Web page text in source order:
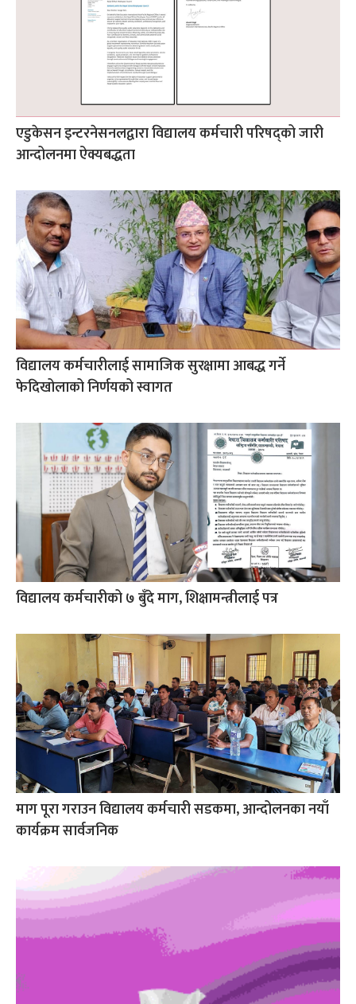
एडुकेसन इन्टरनेसनलद्वारा विद्यालय कर्मचारी परिषद्को जारी
आन्दोलनमा ऐक्यबद्धता
विद्यालय कर्मचारीलाई सामाजिक सुरक्षामा आबद्ध गर्ने
फेदिखोलाको निर्णयको स्वागत
विद्यालय कर्मचारीको ७ बुँदे माग, शिक्षामन्त्रीलाई पत्र
माग पूरा गराउन विद्यालय कर्मचारी सडकमा, आन्दोलनका नयाँ
कार्यक्रम सार्वजनिक